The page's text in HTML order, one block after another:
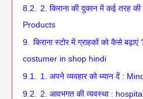
8.2.
2. किराना की दुकान में कई तरह की
Products
9.
किराना स्टोर में ग्राहकों को कैसे
costumer in shop hindi
9.1.
1. अपने व्यवहार को ध्यान दें :
9.2.
2. आवभगत की व्यवस्था :